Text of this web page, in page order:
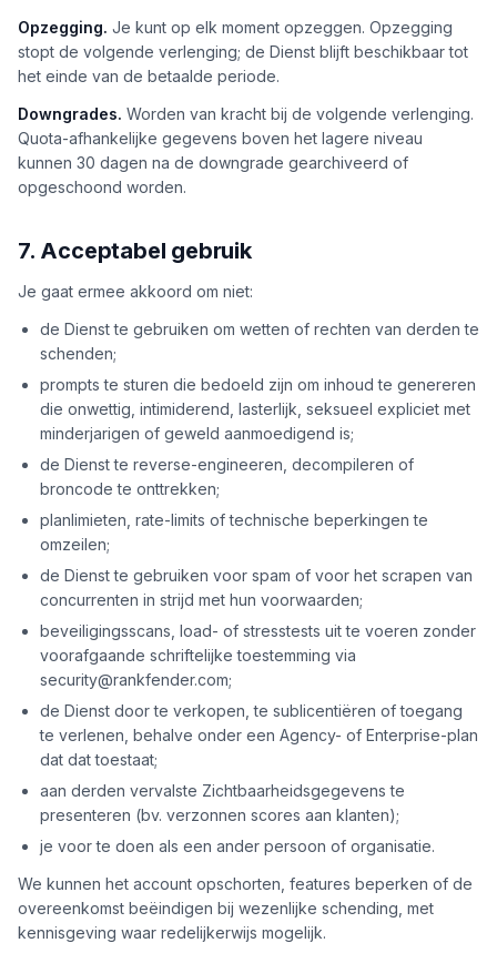
Opzegging. Je kunt op elk moment opzeggen. Opzegging
stopt de volgende verlenging; de Dienst blijft beschikbaar tot
het einde van de betaalde periode.
Downgrades. Worden van kracht bij de volgende verlenging.
Quota-afhankelijke gegevens boven het lagere niveau
kunnen 30 dagen na de downgrade gearchiveerd of
opgeschoond worden.
7. Acceptabel gebruik
Je gaat ermee akkoord om niet:
de Dienst te gebruiken om wetten of rechten van derden te
schenden;
prompts te sturen die bedoeld zijn om inhoud te genereren
die onwettig, intimiderend, lasterlijk, seksueel expliciet met
minderjarigen of geweld aanmoedigend is;
de Dienst te reverse-engineeren, decompileren of
broncode te onttrekken;
planlimieten, rate-limits of technische beperkingen te
omzeilen;
de Dienst te gebruiken voor spam of voor het scrapen van
concurrenten in strijd met hun voorwaarden;
beveiligingsscans, load- of stresstests uit te voeren zonder
voorafgaande schriftelijke toestemming via
security@rankfender.com;
de Dienst door te verkopen, te sublicentiëren of toegang
te verlenen, behalve onder een Agency- of Enterprise-plan
dat dat toestaat;
aan derden vervalste Zichtbaarheidsgegevens te
presenteren (bv. verzonnen scores aan klanten);
je voor te doen als een ander persoon of organisatie.
We kunnen het account opschorten, features beperken of de
overeenkomst beëindigen bij wezenlijke schending, met
kennisgeving waar redelijkerwijs mogelijk.